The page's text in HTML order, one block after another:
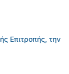
Επιτροπής, την